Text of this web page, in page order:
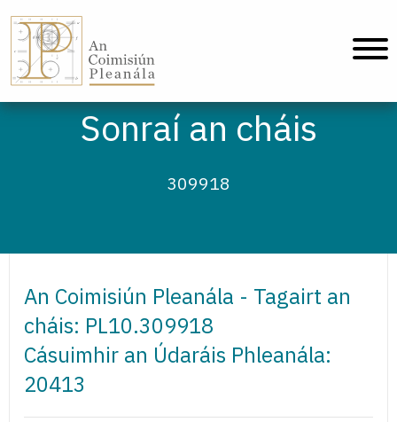
Sonraí an cháis
309918
An Coimisiún Pleanála - Tagairt an
cháis: PL10.309918
Cásuimhir an Údaráis Phleanála:
20413